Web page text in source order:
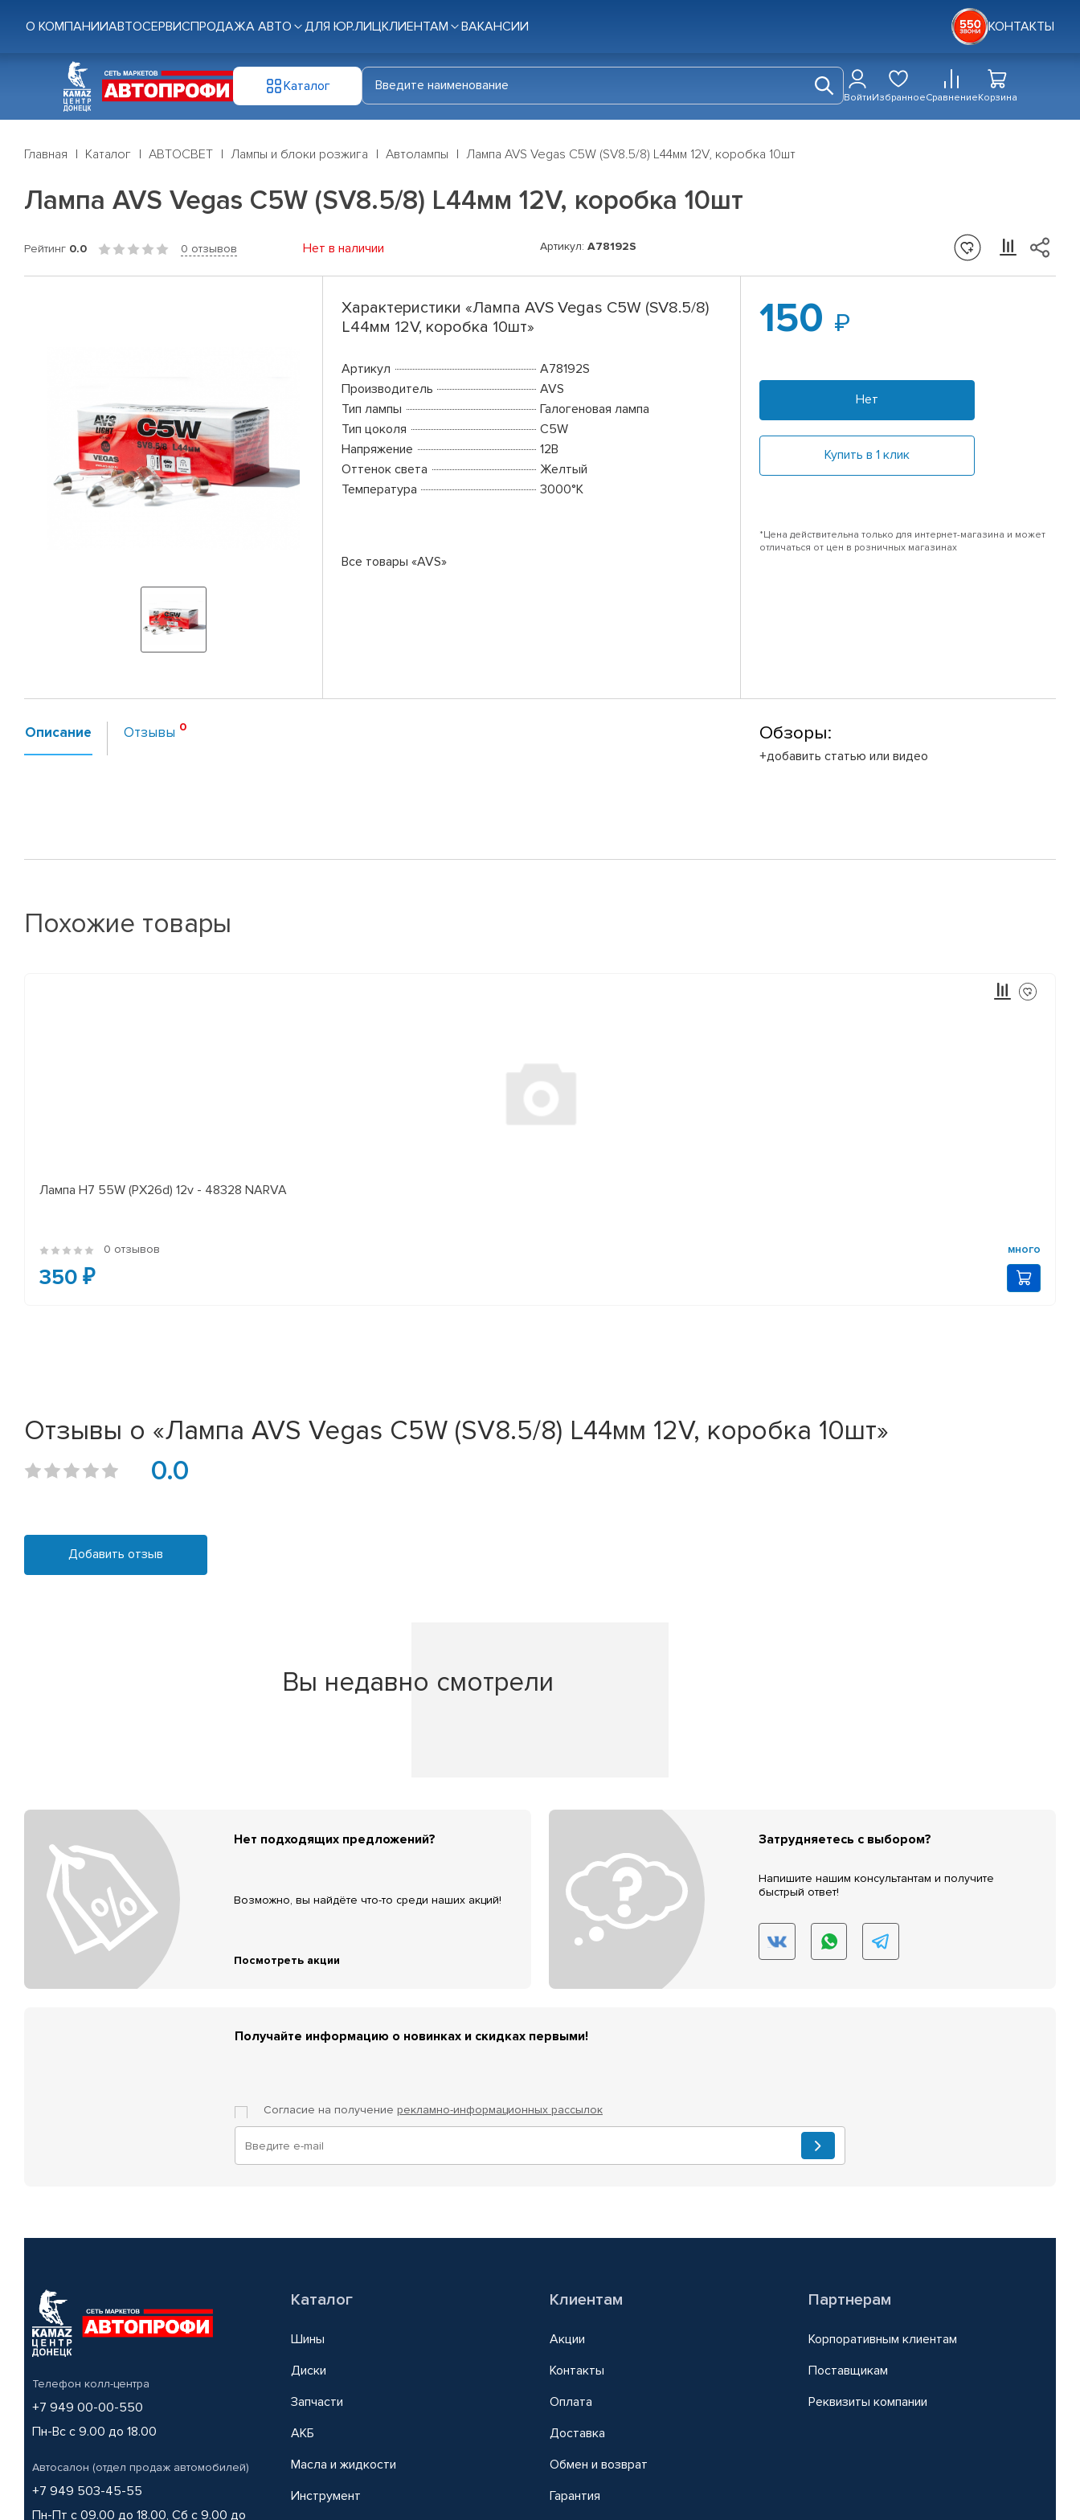
О КОМПАНИИАВТОСЕРВИСПРОДАЖА АВТО ДЛЯ ЮР.ЛИЦКЛИЕНТАМ ВАКАНСИИ КОНТАКТЫ
Каталог
ВойтиИзбранноеСравнениеКорзина
Главная Каталог АВТОСВЕТ Лампы и блоки розжига Автолампы Лампа AVS Vegas C5W (SV8.5/8) L44мм 12V, коробка 10шт
Лампа AVS Vegas C5W (SV8.5/8) L44мм 12V, коробка 10шт
Рейтинг 0.0 0 отзывов Нет в наличии Артикул: A78192S
Характеристики «Лампа AVS Vegas C5W (SV8.5/8)
L44мм 12V, коробка 10шт»
Артикул
A78192S
Производитель
AVS
Тип лампы
Галогеновая лампа
Тип цоколя
C5W
Напряжение
12В
Оттенок света
Желтый
Температура
3000°K
Все товары «AVS»
150
Нет
Купить в 1 клик
*Цена действительна только для интернет-магазина и может
отличаться от цен в розничных магазинах
Описание Отзывы Обзоры:
+добавить статью или видео
Похожие товары
Лампа H7 55W (PX26d) 12v - 48328 NARVA
0 отзывов много
350 ₽
Отзывы о «Лампа AVS Vegas C5W (SV8.5/8) L44мм 12V, коробка 10шт»
0.0
Добавить отзыв
Вы недавно смотрели
Нет подходящих предложений?
Возможно, вы найдёте что-то среди наших акций!
Посмотреть акции
Затрудняетесь с выбором?
Напишите нашим консультантам и получите
быстрый ответ!
Получайте информацию о новинках и скидках первыми!
Согласие на получение рекламно-информационных рассылок
Телефон колл-центра
+7 949 00-00-550
Пн-Вс с 9.00 до 18.00
Автосалон (отдел продаж автомобилей)
+7 949 503-45-55
Пн-Пт с 09.00 до 18.00, Сб с 9.00 до
Каталог
Шины
Диски
Запчасти
АКБ
Масла и жидкости
Инструмент
Клиентам
Акции
Контакты
Оплата
Доставка
Обмен и возврат
Гарантия
Партнерам
Корпоративным клиентам
Поставщикам
Реквизиты компании